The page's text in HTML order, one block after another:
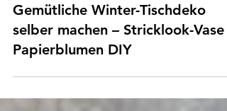
6. Jan.
Gemütliche Winter-Tischdeko
selber machen – Stricklook-Vase
Papierblumen DIY